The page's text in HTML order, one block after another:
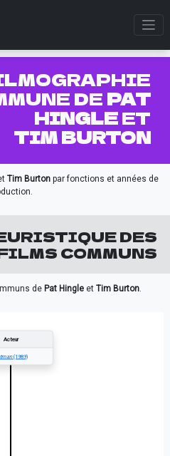
DEPAT
HINGLEET
TIM BURTON
Tim Burton par fonctions et années de
DES
COMMUNS
de Pat Hingleet Tim Burton.
Acteur
(1989)